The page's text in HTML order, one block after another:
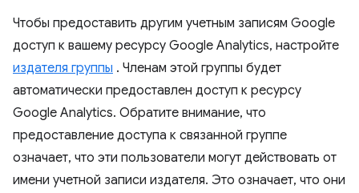
Чтобы предоставить другим учетным записям Google
доступ к вашему ресурсу Google Analytics, настройте
издателя группы . Членам этой группы будет
автоматически предоставлен доступ к ресурсу
Google Analytics. Обратите внимание, что
предоставление доступа к связанной группе
означает, что эти пользователи могут действовать от
имени учетной записи издателя. Это означает, что они